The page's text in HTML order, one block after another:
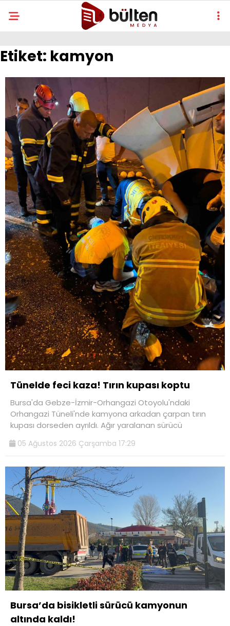
Etiket: kamyon
Tünelde feci kaza! Tırın kupası koptu
Bursa'da Gebze-İzmir-Orhangazi Otoyolu'ndaki
Orhangazi Tüneli'nde kamyona arkadan çarpan tırın
kupası dorseden ayrıldı. Ağır yaralanan sürücü
05 Ağustos 2026 Çarşamba 17:29
Bursa’da bisikletli sürücü kamyonun
altında kaldı!